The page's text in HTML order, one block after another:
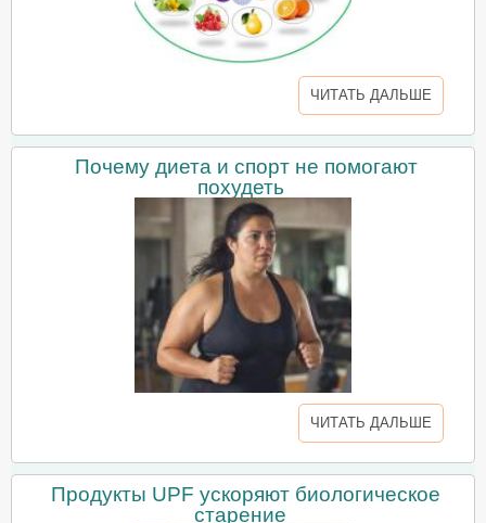
ЧИТАТЬ ДАЛЬШЕ
Почему диета и спорт не помогают
похудеть
ЧИТАТЬ ДАЛЬШЕ
Продукты UPF ускоряют биологическое
старение